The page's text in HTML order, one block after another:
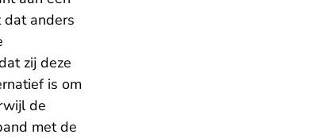
dat anders
zij deze
is om
de
met de